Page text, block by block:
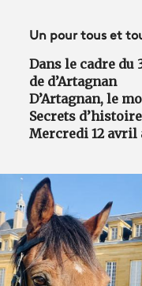
Un pour tous et
Dans le cadre du
de d’Artagnan
D’Artagnan, le
Secrets d’histoire
Mercredi 12 avril